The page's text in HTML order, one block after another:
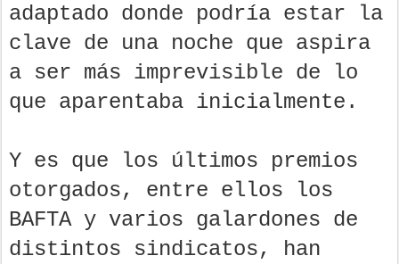
adaptado donde podría estar la
clave de una noche que aspira
a ser más imprevisible de lo
que aparentaba inicialmente.
Y es que los últimos premios
otorgados, entre ellos los
BAFTA y varios galardones de
distintos sindicatos, han